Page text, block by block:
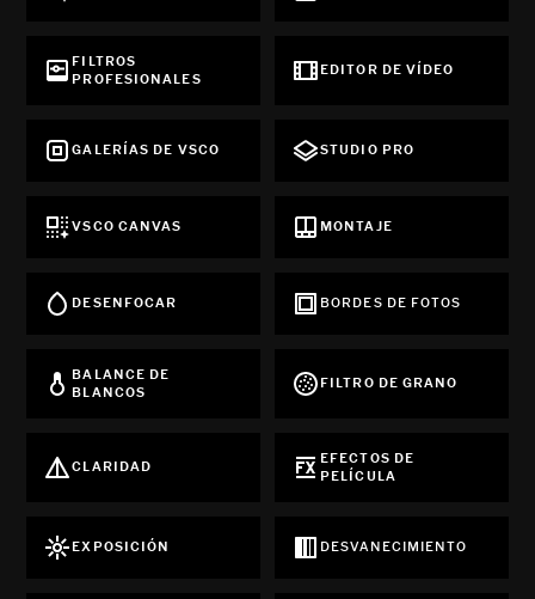
FILTROS
PROFESIONALES
EDITOR DE VÍDEO
GALERÍAS DE VSCO STUDIO PRO
VSCO CANVAS MONTAJE
DESENFOCAR BORDES DE FOTOS
BALANCE DE
BLANCOS
FILTRO DE GRANO
CLARIDAD
EFECTOS DE
PELÍCULA
EXPOSICIÓN DESVANECIMIENTO